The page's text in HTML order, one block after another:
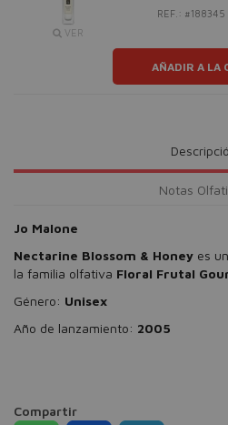
VER
REF.: #188345
AÑADIR A LA
Notas
Jo Malone
Nectarine Blossom & Honey es
la familia olfativa Floral Frutal
Género: Unisex
Año de lanzamiento: 2005
Compartir